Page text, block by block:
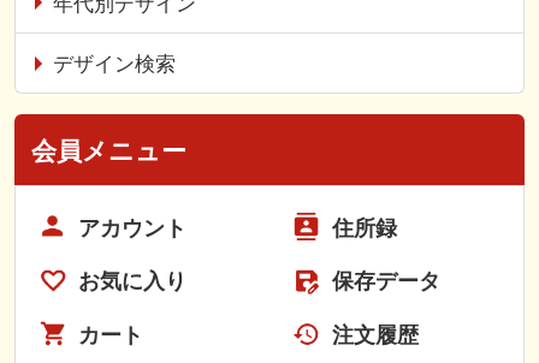
デザイン検索
会員メニュー
アカウント 住所録
お気に入り 保存データ
カート 注文履歴